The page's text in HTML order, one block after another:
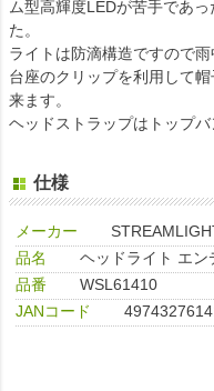
ム型高輝度LEDが苦手であ
た。
ライトは防滴構造ですので雨
台座のクリップを利用して
来ます。
ヘッドストラップはトップバ
仕様
メーカー
品名
ヘッドライト エン
品番
WSL61410
JANコード